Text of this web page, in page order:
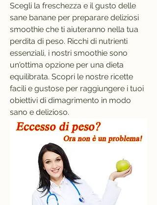
Scegli la freschezza e il gusto delle
sane banane per preparare deliziosi
smoothie che ti aiuteranno nella tua
perdita di peso. Ricchi di nutrienti
essenziali, i nostri smoothie sono
un'ottima opzione per una dieta
equilibrata. Scopri le nostre ricette
facili e gustose per raggiungere i tuoi
obiettivi di dimagrimento in modo
sano e delizioso.